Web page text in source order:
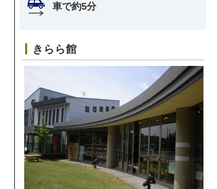
車で約5分
きらら館